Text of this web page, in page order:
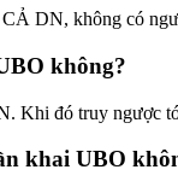
DN, không có
không?
Khi đó truy ngược
khai UBO